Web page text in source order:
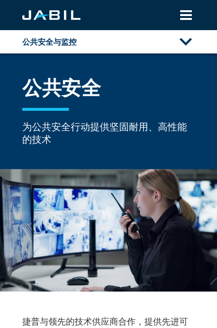
公共安全与监控
公共安全
筛查和身份管理
商用无人机
公共安全
为公共安全行动提供坚固耐用、高性能
的技术
捷普与领先的技术供应商合作，提供先进可